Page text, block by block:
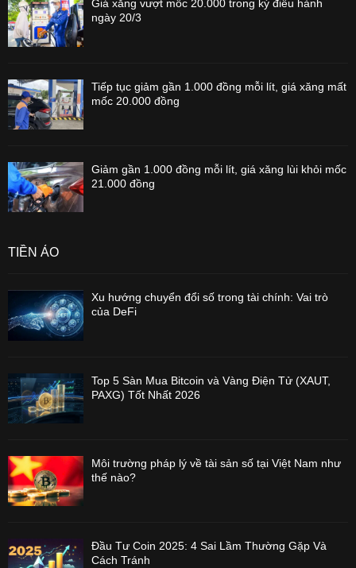
Giá xăng vượt mốc 20.000 trong kỳ điều hành
ngày 20/3
Tiếp tục giảm gần 1.000 đồng mỗi lít, giá xăng mất
mốc 20.000 đồng
Giảm gần 1.000 đồng mỗi lít, giá xăng lùi khỏi mốc
21.000 đồng
TIỀN ẢO
Xu hướng chuyển đổi số trong tài chính: Vai trò
của DeFi
Top 5 Sàn Mua Bitcoin và Vàng Điện Tử (XAUT,
PAXG) Tốt Nhất 2026
Môi trường pháp lý về tài sản số tại Việt Nam như
thế nào?
Đầu Tư Coin 2025: 4 Sai Lầm Thường Gặp Và
Cách Tránh